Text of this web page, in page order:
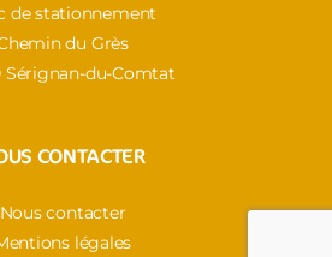
de stationnement
du Grès
Sérignan-du-Comtat
CONTACTER
Nous contacter
légales